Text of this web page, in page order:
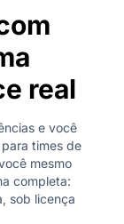
real
e você
times de
mesmo
completa:
sob licença